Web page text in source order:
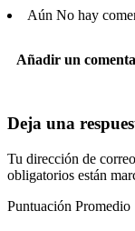
Aún No hay
Añadir un
Deja una
Tu dirección de
obligatorios están
Puntuación Promedio